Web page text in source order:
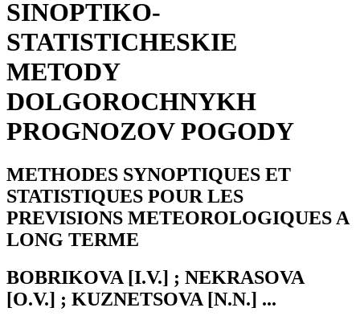
SINOPTIKO-
STATISTICHESKIE
METODY
DOLGOROCHNYKH
PROGNOZOV POGODY
METHODES SYNOPTIQUES ET
STATISTIQUES POUR LES
PREVISIONS METEOROLOGIQUES A
LONG TERME
BOBRIKOVA [I.V.] ; NEKRASOVA
[O.V.] ; KUZNETSOVA [N.N.] ...